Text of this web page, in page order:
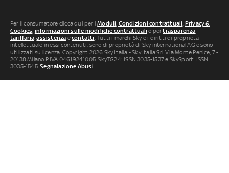
Per il consumatore clicca qui per iModuli, Condizioni contrattuali Privacy &
Cookies informazioni sulle modifiche contrattuali o pertrasparenza
tariffaria ,assistenza econtatti . Tutti i marchi Sky e i diritti di proprietà
intellettuale in essi contenuti, sono di proprietà di Sky international AG e sono
utilizzati su licenza. Copyright 2026 Sky Italia - Sky Italia Srl Via Monte Penice, 7 -
20138 Milano P.IVA 04619241005. SkyTG24: ISSN 3035-1537 e SkySport: ISSN
3035-1545.Segnalazione Abusi